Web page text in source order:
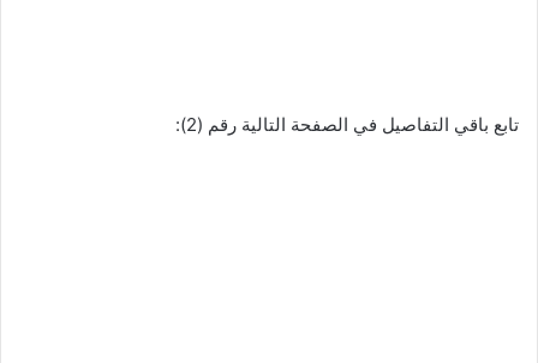
تابع باقي التفاصيل في الصفحة التالية رقم (2):